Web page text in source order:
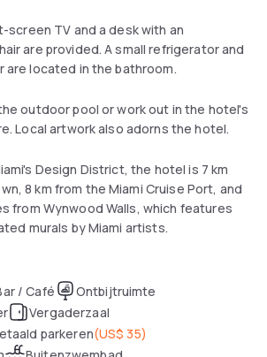
breakfast at Hampton Inn & Suites
which offers kid-friendly dining options.
fitness center. Local artwork dots
accommodations.
high-end shops are within 12
Walls offer carefully crafted artist
minutes' drive from the
screen TV and a desk with an
are provided. A small refrigerator and
are located in the bathroom.
outdoor pool or work out in the hotel's
Local artwork also adorns the hotel.
Design District, the hotel is 7 km
8 km from the Miami Cruise Port, and
from Wynwood Walls, which features
murals by Miami artists.
/ Café
Ontbijtruimte
Vergaderzaal
parkeren(US$ 35)